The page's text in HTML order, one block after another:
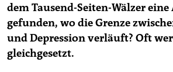
dem Tausend-Seiten-Wälzer
gefunden, wo die Grenze
und Depression verläuft? Oft
gleichgesetzt.